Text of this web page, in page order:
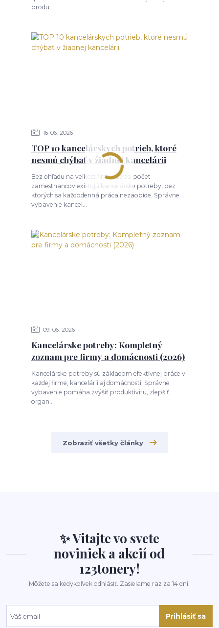
produ...
16 06 2026
TOP 10 kancelárskych potrieb, ktoré
nesmú chýbať v žiadnej kancelárii
Bez ohľadu na veľkosť firmy alebo počet
zamestnancov existujú kancelárske potreby, bez
ktorých sa každodenná práca nezaobíde. Správne
vybavenie kancel...
09 06 2026
Kancelárske potreby: Kompletný
zoznam pre firmy a domácnosti (2026)
Kancelárske potreby sú základom efektívnej práce v
každej firme, kancelárii aj domácnosti. Správne
vybavenie pomáha zvýšiť produktivitu, zlepšiť
organ...
Zobraziť všetky články
✨ Vitajte vo svete
noviniek a akcií od
123tonery!
Môžete sa kedykoľvek odhlásiť. Zasielame raz za 14 dní.
Prihlásiť sa